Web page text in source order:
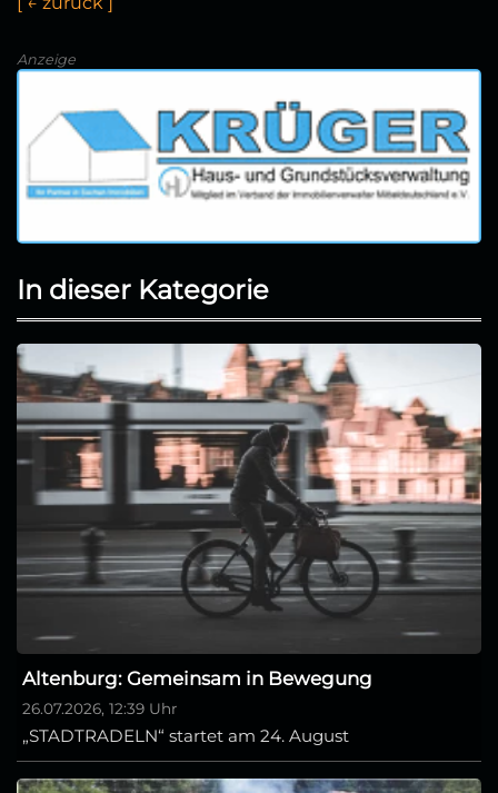
Anzeige
In dieser Kategorie
Altenburg: Gemeinsam in Bewegung
26.07.2026, 12:39 Uhr
„STADTRADELN“ startet am 24. August